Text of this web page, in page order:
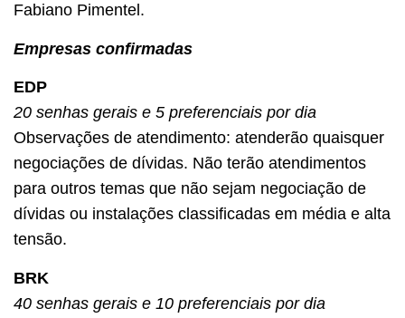
Fabiano Pimentel.
Empresas confirmadas
EDP
20 senhas gerais e 5 preferenciais por dia
Observações de atendimento: atenderão quaisquer
negociações de dívidas. Não terão atendimentos
para outros temas que não sejam negociação de
dívidas ou instalações classificadas em média e alta
tensão.
BRK
40 senhas gerais e 10 preferenciais por dia